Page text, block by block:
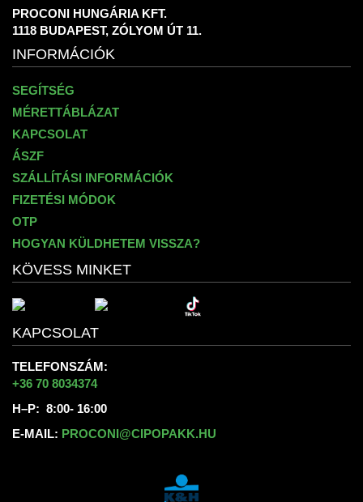
PROCONI HUNGÁRIA KFT.
1118 BUDAPEST, ZÓLYOM ÚT 11.
INFORMÁCIÓK
SEGÍTSÉG
MÉRETTÁBLÁZAT
KAPCSOLAT
ÁSZF
SZÁLLÍTÁSI INFORMÁCIÓK
FIZETÉSI MÓDOK
OTP
HOGYAN KÜLDHETEM VISSZA?
KÖVESS MINKET
KAPCSOLAT
TELEFONSZÁM:
+36 70 8034374
H–P: 8:00- 16:00
E-MAIL: PROCONI@CIPOPAKK.HU